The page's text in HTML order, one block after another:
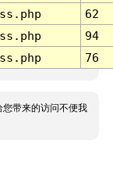
62
94
76
您带来的访问不便我